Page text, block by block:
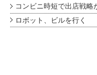
コンビニ時短で出店戦略
ロボット、ビルを行く